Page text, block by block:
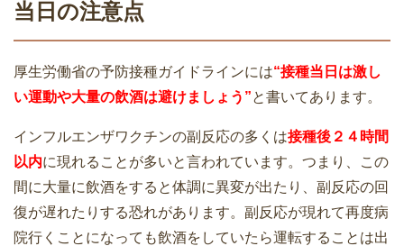
当日の注意点
厚生労働省の予防接種ガイドラインには“接種当日は激し
い運動や大量の飲酒は避けましょう”と書いてあります。
インフルエンザワクチンの副反応の多くは接種後２４時間
以内に現れることが多いと言われています。つまり、この
間に大量に飲酒をすると体調に異変が出たり、副反応の回
復が遅れたりする恐れがあります。副反応が現れて再度病
院行くことになっても飲酒をしていたら運転することは出